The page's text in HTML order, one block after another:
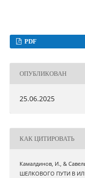
PDF
ОПУБЛИКОВАН
25.06.2025
КАК ЦИТИРОВАТЬ
Камалдинов, И., &
ШЕЛКОВОГО ПУТИ В